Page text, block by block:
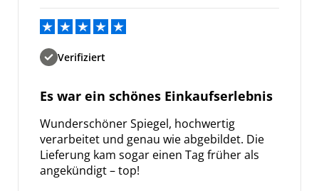
Verifiziert
Es war ein schönes Einkaufserlebnis
Wunderschöner Spiegel, hochwertig
verarbeitet und genau wie abgebildet. Die
Lieferung kam sogar einen Tag früher als
angekündigt – top!